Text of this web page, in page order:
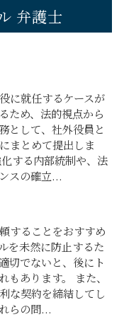
弁護士
に就任するケースが
ため、法的視点から
として、社外役員と
まとめて提出しま
する内部統制や、法
スの確立...
することをおすすめ
を未然に防止するた
切でないと、後にト
あります。 また、
な契約を締結してし
らの問...